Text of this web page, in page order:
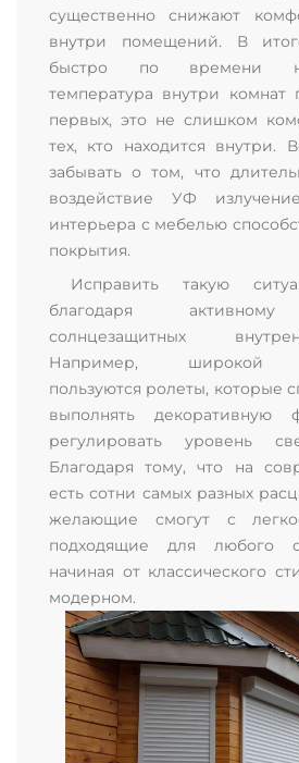
существенно снижают
внутри помещений. В
быстро по времени
температура внутри комнат
первых, это не слишком
тех, кто находится внутри.
забывать о том, что
воздействие УФ
интерьера с мебелью
покрытия.
Исправить такую
благодаря
солнцезащитных
Например, широкой
пользуются ролеты, которые
выполнять
регулировать уровень
Благодаря тому, что на
есть сотни самых разных
желающие смогут с
подходящие для любого
начиная от классического
модерном.